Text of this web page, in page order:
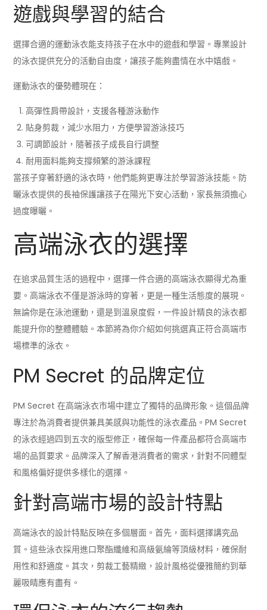
遊戲與學習的結合
選擇合適的運動泳衣能支持孩子在水中的遊戲和學習。專業設計
的泳衣提供充分的活動自由度，讓孩子能夠盡情在水中嬉戲。
運動泳衣的優勢體現在：
高彈性肩帶設計，支援各種游泳動作
貼身剪裁，減少水阻力，方便學習游泳技巧
可調節設計，隨著孩子成長自行調整
耐用面料能夠支撐頻繁的游泳課程
當孩子穿著舒適的泳衣時，他們能夠更專注於學習游泳技能。防
曬泳衣提供的長袖保護讓孩子在陽光下安心活動，家長無須擔心
過度曝曬。
高端泳衣的選擇
在追求品質生活的過程中，選擇一件合適的高端泳衣顯得尤為重
要。高端泳衣不僅是游泳時的穿著，更是一種生活態度的展現。
無論你是在泳池運動，還是到溫泉度假，一件設計精良的泳衣都
能提升你的整體體驗。本節將為你介紹如何挑選真正符合高端市
場標準的泳衣。
PM Secret 的品牌定位
PM Secret 在高端泳衣市場中建立了獨特的品牌形象。這個品牌
專注於為消費者提供兼具美感與功能性的泳衣產品。PM Secret
的泳衣經過四到五次的版型修正，確保每一件產品都符合高端市
場的品質要求。品牌深入了解香港消費者的需求，針對不同體型
和風格偏好提供多樣化的選擇。
針對高端市場的設計特點
高端泳衣的設計特點反映在多個層面。首先，面料選擇講究品
質。這些泳衣採用進口聚酯纖維和高級氨綸等頂級材料，確保耐
用性和舒適度。其次，剪裁工藝精緻，設計風格從優雅簡約到華
麗吸睛應有盡有。